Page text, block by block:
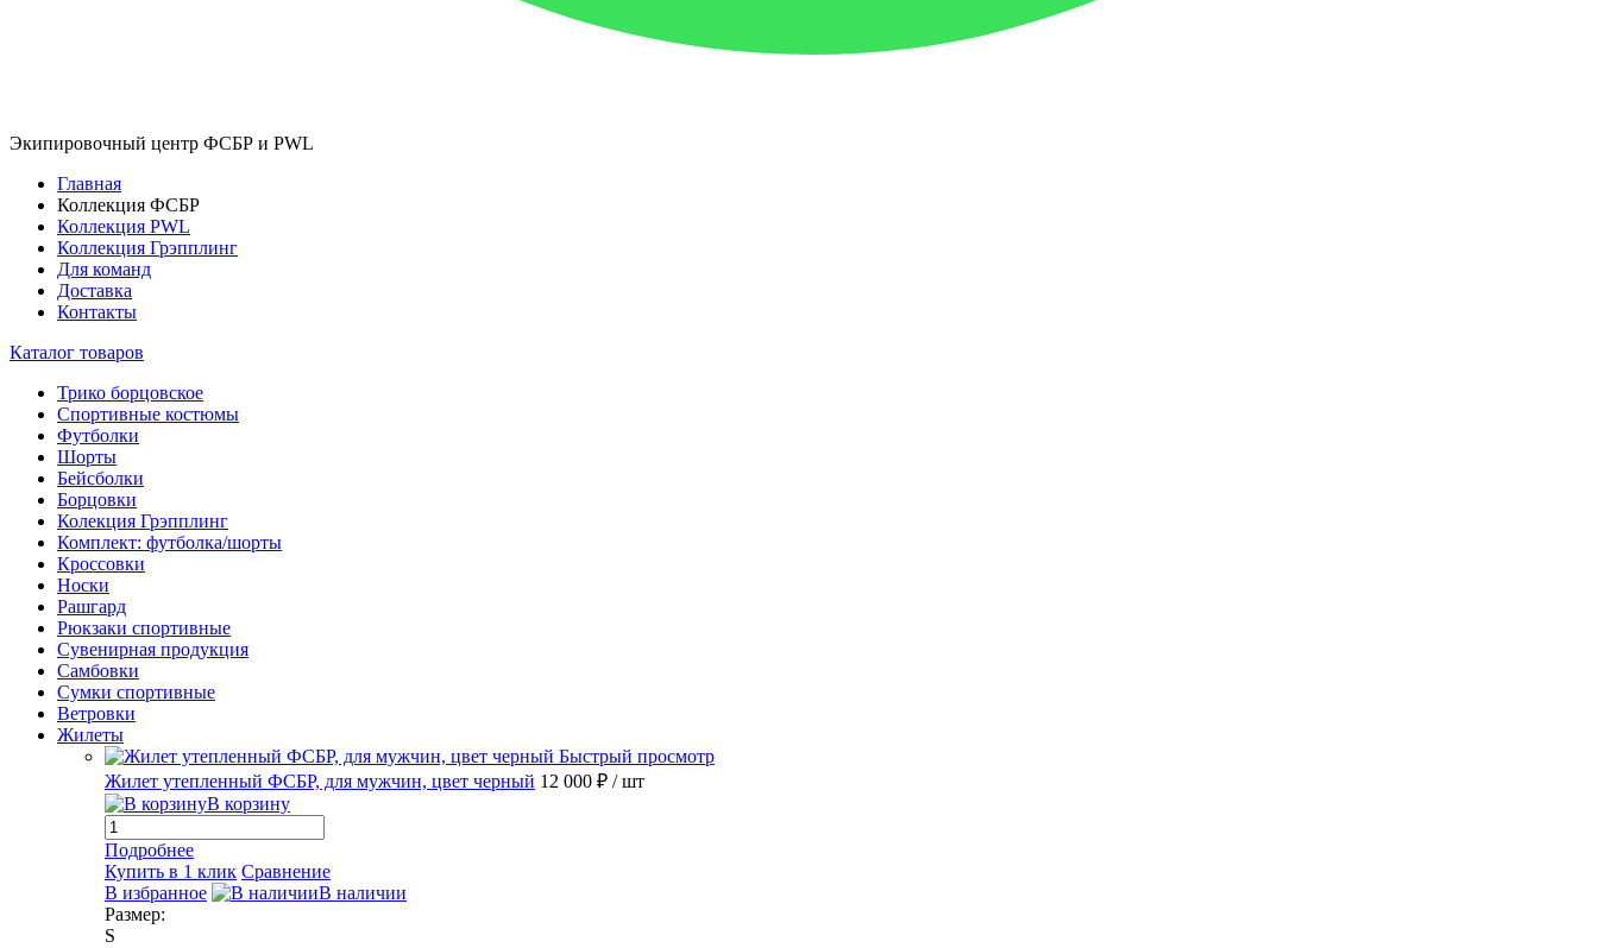
Экипировочный центр ФСБР и PWL
Главная
Коллекция ФСБР
Коллекция PWL
Коллекция Грэпплинг
Для команд
Доставка
Контакты
Каталог товаров
Трико борцовское
Спортивные костюмы
Футболки
Шорты
Бейсболки
Борцовки
Колекция Грэпплинг
Комплект: футболка/шорты
Кроссовки
Носки
Рашгард
Рюкзаки спортивные
Сувенирная продукция
Самбовки
Сумки спортивные
Ветровки
Жилеты
Быстрый просмотр
Жилет утепленный ФСБР, для мужчин, цвет черный 12 000 ₽ / шт
В корзину
Подробнее
Купить в 1 клик Сравнение
В избранное
В наличии
Размер:
S